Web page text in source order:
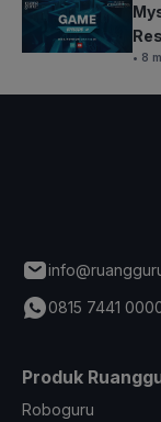
• 8
0815 7441
Produk
Roboguru